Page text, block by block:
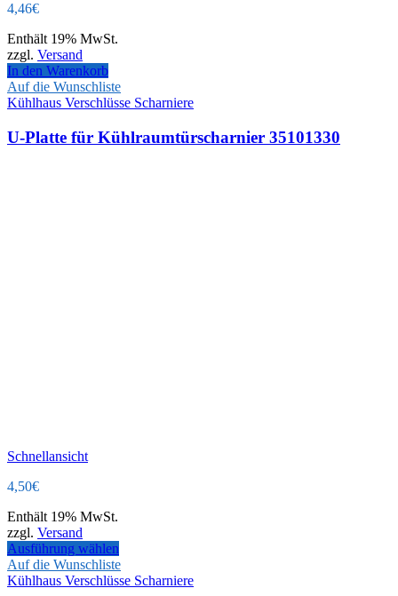
4,46€
Enthält 19% MwSt.
zzgl. Versand
In den Warenkorb
Auf die Wunschliste
Kühlhaus Verschlüsse Scharniere
U-Platte für Kühlraumtürscharnier 35101330
Schnellansicht
4,50€
Enthält 19% MwSt.
zzgl. Versand
Ausführung wählen
Auf die Wunschliste
Kühlhaus Verschlüsse Scharniere